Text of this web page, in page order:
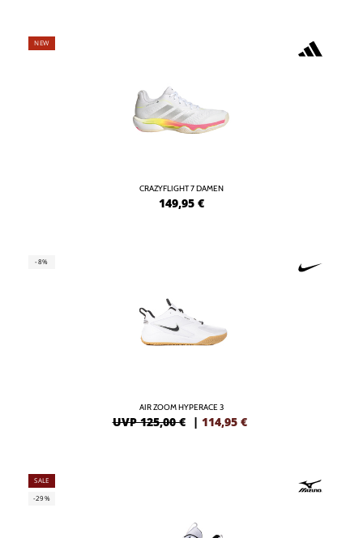
NEW
CRAZYFLIGHT 7 DAMEN
149,95 €
-8%
AIR ZOOM HYPERACE 3
UVP 125,00 € | 114,95 €
SALE
-29%